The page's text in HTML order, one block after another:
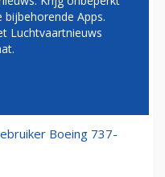
negen nieuwe
Boeing 737-
Apps.
Luchtvaartnieuws